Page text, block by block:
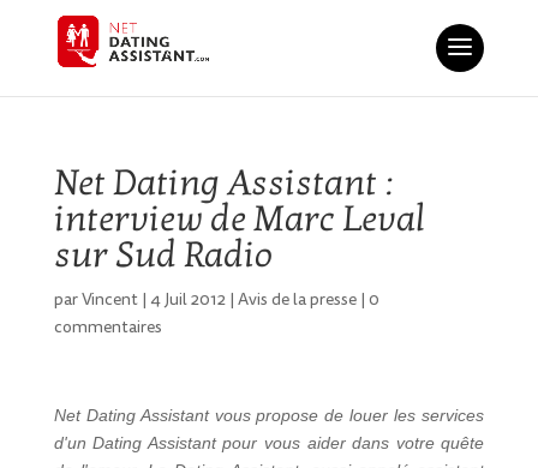
Net Dating Assistant :
interview de Marc Leval
sur Sud Radio
parVincent| 4 Juil 2012| Avis de la presse| 0
commentaires
Net Dating Assistant vous propose de louer les services
d'un Dating Assistant pour vous aider dans votre quête